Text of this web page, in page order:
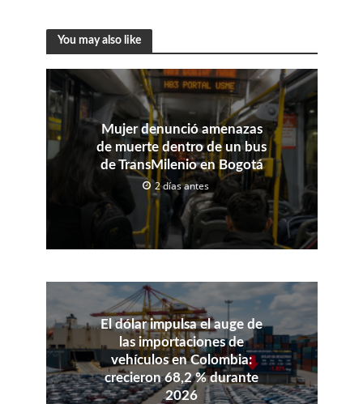
You may also like
Mujer denunció amenazas
de muerte dentro de un bus
de TransMilenio en Bogotá
2 días antes
El dólar impulsa el auge de
las importaciones de
vehículos en Colombia:
crecieron 68,2 % durante
2026